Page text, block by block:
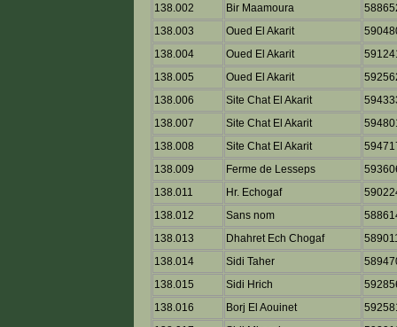
138.002 Bir Maamoura
138.003
Oued El Akarit
138.004
Oued El Akarit
138.005
Oued El Akarit
138.006
Site Chat El Akarit
138.007
Site Chat El Akarit
138.008
Site Chat El Akarit
138.009
Ferme de Lesseps
138.011
Hr. Echogaf
138.012
Sans nom
138.013
Dhahret Ech Chogaf
138.014
Sidi Taher
138.015
Sidi Hrich
138.016
Borj El Aouinet